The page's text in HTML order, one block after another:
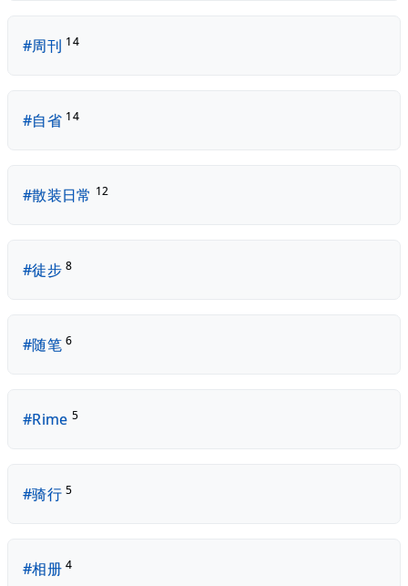
#周刊 14
#自省 14
#散装日常 12
#徒步 8
#随笔 6
#Rime 5
#骑行 5
#相册 4